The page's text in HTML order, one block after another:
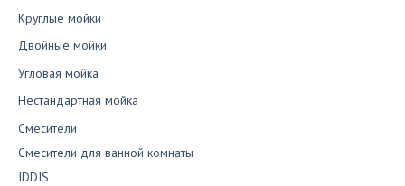
Круглые мойки
Двойные мойки
Угловая мойка
Нестандартная мойка
Смесители
Смесители для ванной комнаты
IDDIS